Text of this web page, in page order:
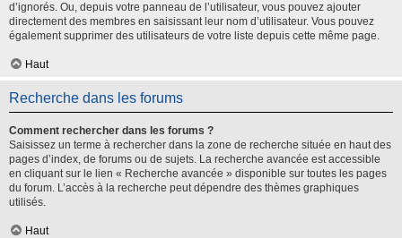
d’ignorés. Ou, depuis votre panneau de l’utilisateur, vous pouvez ajouter
directement des membres en saisissant leur nom d’utilisateur. Vous pouvez
également supprimer des utilisateurs de votre liste depuis cette même page.
Haut
Recherche dans les forums
Comment rechercher dans les forums ?
Saisissez un terme à rechercher dans la zone de recherche située en haut des
pages d’index, de forums ou de sujets. La recherche avancée est accessible
en cliquant sur le lien « Recherche avancée » disponible sur toutes les pages
du forum. L’accès à la recherche peut dépendre des thèmes graphiques
utilisés.
Haut